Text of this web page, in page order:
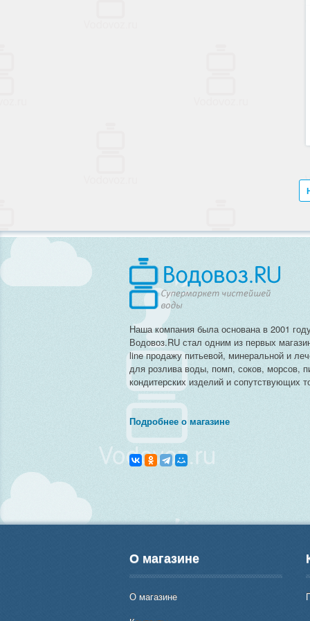
Наша компания была основана в 2001
Водовоз.RU стал одним из первых
line продажу питьевой, минеральной и
для розлива воды, помп, соков, морсов,
кондитерских изделий и сопутствующих
Подробнее о магазине
О магазине
О магазине